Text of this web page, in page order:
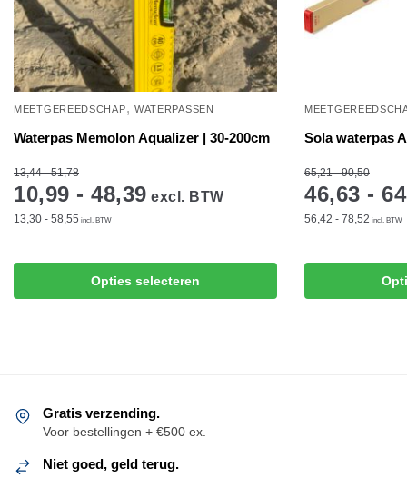
MEETGEREEDSCHAP, WATERPASSEN
Waterpas Memolon Aqualizer | 30-200cm
13,44 - 51,78
10,99 - 48,39 excl. BTW
13,30 - 58,55 incl. BTW
Opties selecteren
Dit
kan
worden
Sola waterpas
65,21 - 90,50
46,63 -
56,42 - 78,52 incl. BTW
Dit
Gratis verzending.
Voor bestellingen + €500 ex.
Niet goed, geld terug.